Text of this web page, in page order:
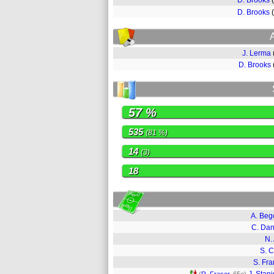
D. Brooks
J. Lerma
D. Brooks
57 %
535(81 %)
14 (3)
18
A.
C.
N.
S.
S.